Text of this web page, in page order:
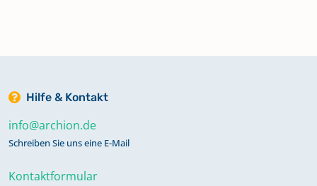
Hilfe & Kontakt
info@archion.de
Schreiben Sie uns eine E-Mail
Kontaktformular